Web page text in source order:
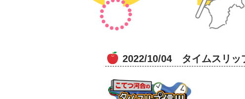
2022/10/04 タイムスリッ